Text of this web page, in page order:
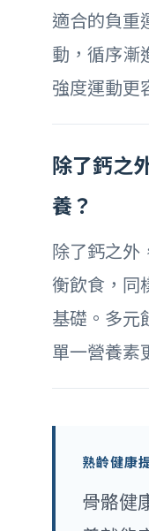
適合的負重
動，循序漸
強度運動更
除了鈣之
養？
除了鈣之外
衡飲食，同
基礎。多元
單一營養素
熟齡健康
骨骼健